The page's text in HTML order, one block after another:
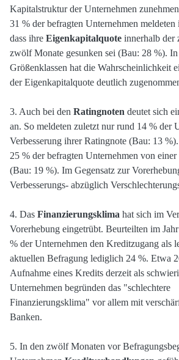
Kapitalstruktur der Unternehmen
31 % der befragten Unternehmen
dass ihre Eigenkapitalquote innerhalb der
zwölf Monate gesunken sei (Bau: 28 %). In
Größenklassen hat die Wahrscheinlichkeit
der Eigenkapitalquote deutlich
3. Auch bei den Ratingnoten deutet sich
an. So meldeten zuletzt nur rund 14 % der
Verbesserung ihrer Ratingnote (Bau: 13
25 % der befragten Unternehmen von
(Bau: 19 %). Im Gegensatz zur
Verbesserungs- abzüglich
4. Das Finanzierungsklima hat sich im
Vorerhebung eingetrübt. Beurteilten im
% der Unternehmen den Kreditzugang als
aktuellen Befragung lediglich 24 %. Etwa
Aufnahme eines Kredits derzeit als
Unternehmen begründen das "schlechtere
Finanzierungsklima" vor allem mit
Banken.
5. In den zwölf Monaten vor